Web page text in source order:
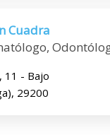
Cuadra
11 - Bajo
29200